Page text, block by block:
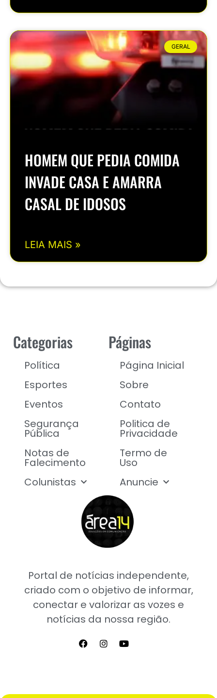
GERAL
HOMEM QUE PEDIA COMIDA
INVADE CASA E AMARRA
CASAL DE IDOSOS
LEIA MAIS »
Portal de notícias independente,
criado com o objetivo de informar,
conectar e valorizar as vozes e
notícias da nossa região.
Categorias
Política
Esportes
Eventos
Segurança
Pública
Notas de
Falecimento
Colunistas
Páginas
Página Inicial
Sobre
Contato
Politica de
Privacidade
Termo de
Uso
Anuncie